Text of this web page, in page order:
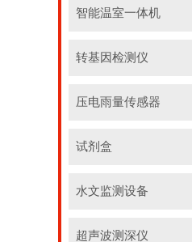
智能温室一体机
转基因检测仪
压电雨量传感器
试剂盒
水文监测设备
超声波测深仪